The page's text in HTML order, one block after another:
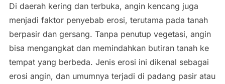
Di daerah kering dan terbuka, angin kencang juga
menjadi faktor penyebab erosi, terutama pada tanah
berpasir dan gersang. Tanpa penutup vegetasi, angin
bisa mengangkat dan memindahkan butiran tanah ke
tempat yang berbeda. Jenis erosi ini dikenal sebagai
erosi angin, dan umumnya terjadi di padang pasir atau